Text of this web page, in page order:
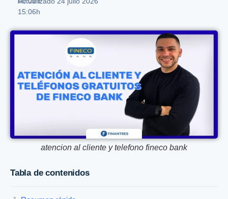
15:06h
atencion al cliente y telefono fineco bank
Tabla de contenidos